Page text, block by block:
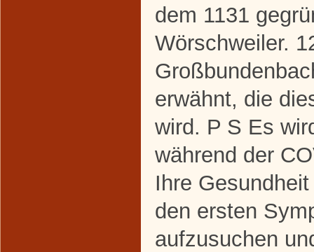
dem 1131
Wörschweiler.
erwähnt, die
wird. P S Es
während der
Ihre
den ersten
aufzusuchen